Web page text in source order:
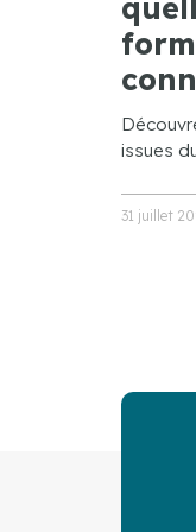
issues
31 juillet